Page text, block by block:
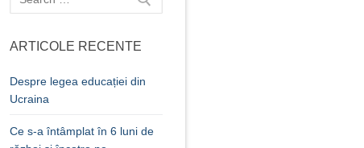
după:
ARTICOLE RECENTE
Despre legea educației din
Ucraina
Ce s-a întâmplat în 6 luni de